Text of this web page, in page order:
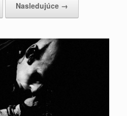
Nasledujúce →